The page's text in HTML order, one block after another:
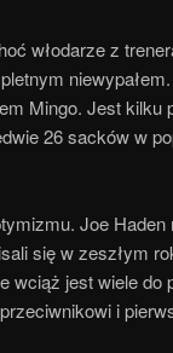
włodarze z
Mingo. Jest kilku
26 sacków w
Joe
się w zeszłym
wciąż jest wiele do
i